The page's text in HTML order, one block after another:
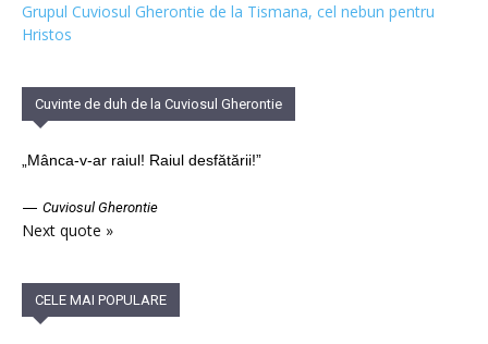
Grupul Cuviosul Gherontie de la Tismana, cel nebun pentru
Hristos
Cuvinte de duh de la Cuviosul Gherontie
„Mânca-v-ar raiul! Raiul desfătării!”
— Cuviosul Gherontie
Next quote »
CELE MAI POPULARE